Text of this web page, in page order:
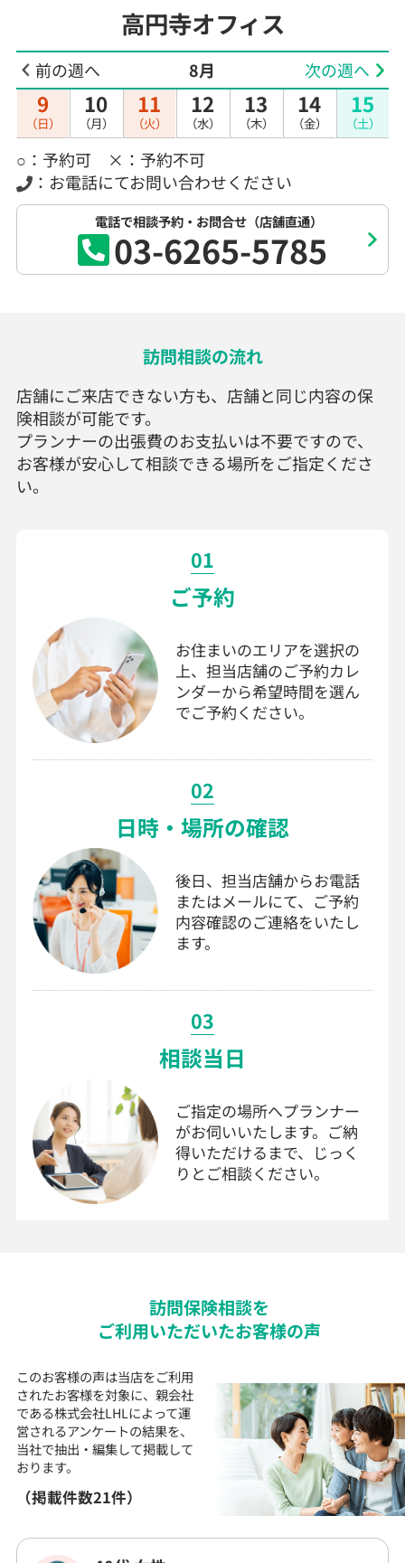
高円寺オフィス
前の週へ 8月 次の週へ
9
（日）
10
（月）
11
（火）
12
（水）
13
（木）
14
（金）
15
（土）
○：予約可 ×：予約不可
：お電話にてお問い合わせください
電話で相談予約・お問合せ（店舗直通）
03-6265-5785
訪問相談の流れ
店舗にご来店できない方も、店舗と同じ内容の保
険相談が可能です。
プランナーの出張費のお支払いは不要ですので、
お客様が安心して相談できる場所をご指定くださ
い。
01
ご予約
お住まいのエリアを選択の
上、担当店舗のご予約カレ
ンダーから希望時間を選ん
でご予約ください。
02
日時・場所の確認
後日、担当店舗からお電話
またはメールにて、ご予約
内容確認のご連絡をいたし
ます。
03
相談当日
ご指定の場所へプランナー
がお伺いいたします。ご納
得いただけるまで、じっく
りとご相談ください。
訪問保険相談を
ご利用いただいたお客様の声
このお客様の声は当店をご利用
されたお客様を対象に、 親会社
である株式会社LHLによって運
営されるアンケートの結果を、
当社で抽出・編集して掲載して
おります。
（掲載件数21件）